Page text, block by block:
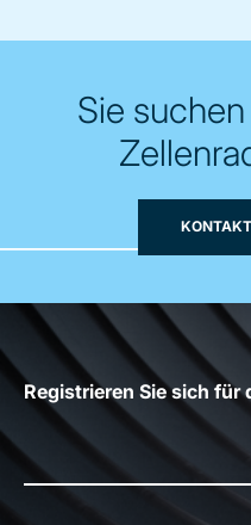
Sie
Registrieren Sie sich